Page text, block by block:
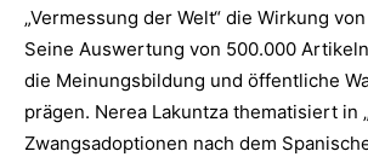
„Vermessung der Welt“ die Wirkung
Seine Auswertung von 500.000
die Meinungsbildung und öffentliche
prägen. Nerea Lakuntza thematisiert in
Zwangsadoptionen nach dem